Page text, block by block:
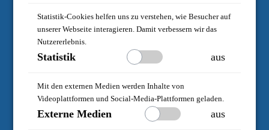
Statistik-Cookies helfen uns zu verstehen, wie Besucher auf
unserer Webseite interagieren. Damit verbessern wir das
Nutzererlebnis.
Statistik aus
Mit den externen Medien werden Inhalte von
Videoplattformen und Social-Media-Plattformen geladen.
Externe Medien aus